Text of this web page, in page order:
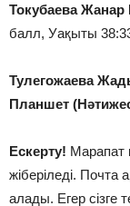
Токубаева
балл, Уақыты
Тулегожаева
Планшет
Ескерту! Марапат
жіберіледі. Почта
алады. Егер сізге